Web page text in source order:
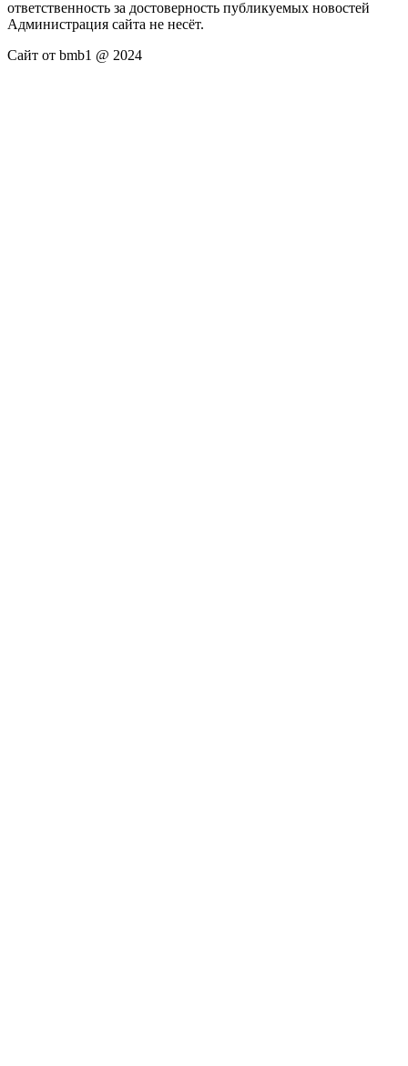
ответственность за достоверность публикуемых новостей
Администрация сайта не несёт.
Сайт от bmb1 @ 2024